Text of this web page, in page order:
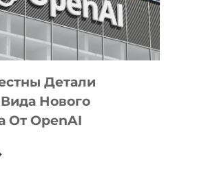
Детали
Нового
От OpenAI